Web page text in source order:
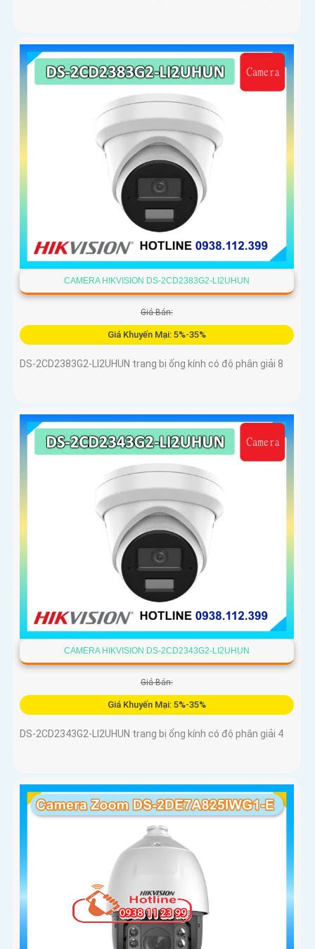
CAMERA HIKVISION DS-2CD2383G2-LI2UHUN
Giá Bán:
Giá Khuyến Mại: 5%-35%
DS-2CD2383G2-LI2UHUN trang bị ống kính có độ phân giải 8
CAMERA HIKVISION DS-2CD2343G2-LI2UHUN
Giá Bán:
Giá Khuyến Mại: 5%-35%
DS-2CD2343G2-LI2UHUN trang bị ống kính có độ phân giải 4